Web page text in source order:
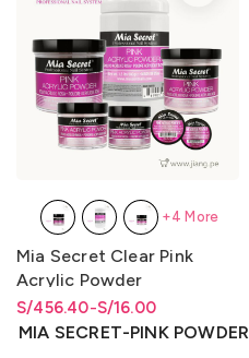
Mia Secret Clear Pink
Acrylic Powder
S/16.00
-
S/456.40
Rango de precios: desde
S/16.00 hasta S/456.40
Rango de precios: desde
S/16.00hastaS/456.40
MIA SECRET-PINK POWDER
+4 More